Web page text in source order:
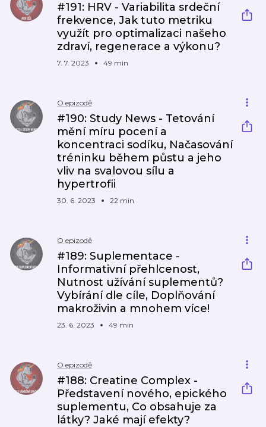
#191: HRV - Variabilita srdeční
frekvence, Jak tuto metriku
využít pro optimalizaci našeho
zdraví, regenerace a výkonu?
7. 7. 2023 49 min
O epizodě
#190: Study News - Tetování
mění míru pocení a
koncentraci sodíku, Načasování
tréninku během půstu a jeho
vliv na svalovou sílu a
hypertrofii
30. 6. 2023 22 min
O epizodě
#189: Suplementace -
Informativní přehlcenost,
Nutnost užívání suplementů?
Vybírání dle cíle, Doplňování
makroživin a mnohem více!
23. 6. 2023 49 min
O epizodě
#188: Creatine Complex -
Představení nového, epického
suplementu, Co obsahuje za
látky? Jaké mají efekty?